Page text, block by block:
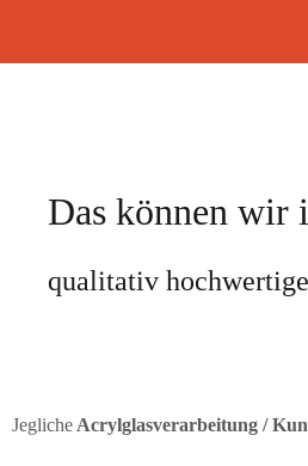
Das können wir
qualitativ
Jegliche Acrylglasverarbeitung /